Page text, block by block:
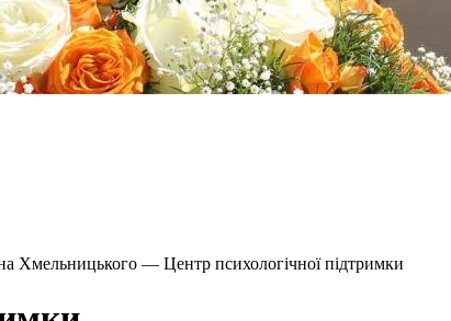
Хмельницького — Центр психологічної підтримки